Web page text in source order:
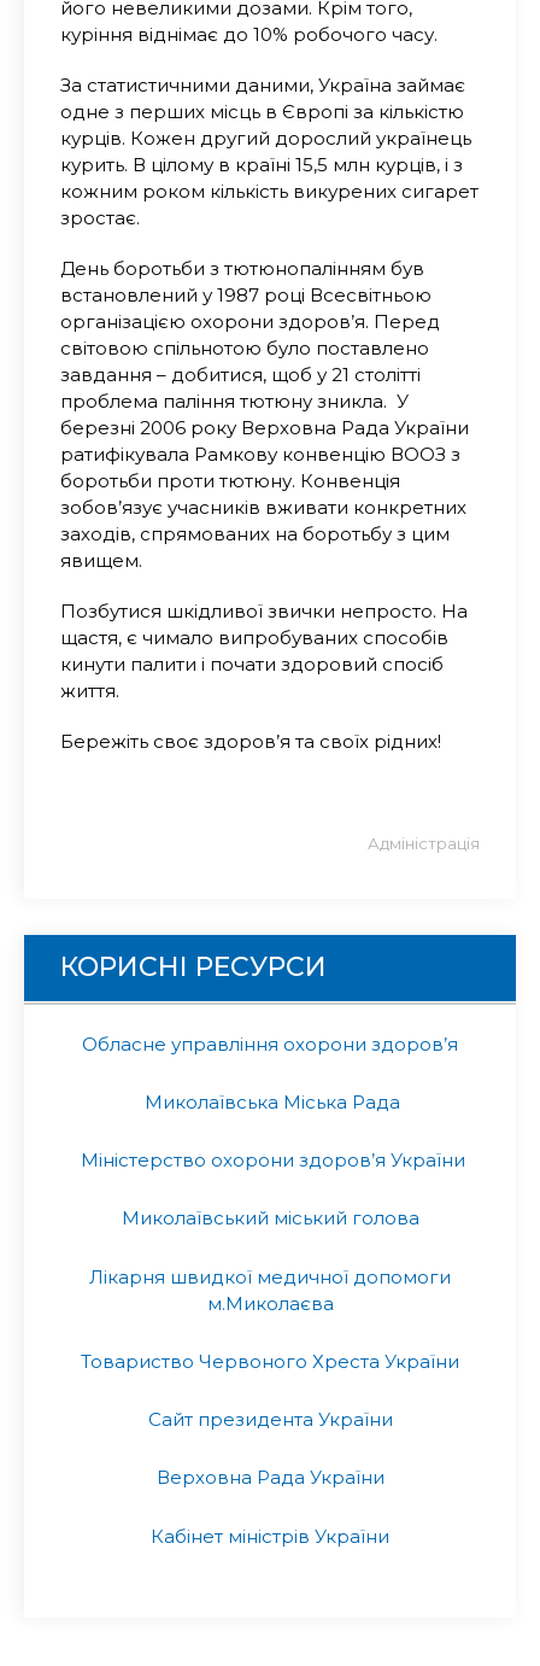
його невеликими дозами. Крім того,
куріння віднімає до 10% робочого часу.
За статистичними даними, Україна займає
одне з перших місць в Європі за кількістю
курців. Кожен другий дорослий українець
курить. В цілому в країні 15,5 млн курців, і з
кожним роком кількість викурених сигарет
зростає.
День боротьби з тютюнопалінням був
встановлений у 1987 році Всесвітньою
організацією охорони здоров’я. Перед
світовою спільнотою було поставлено
завдання – добитися, щоб у 21 столітті
проблема паління тютюну зникла. У
березні 2006 року Верховна Рада України
ратифікувала Рамкову конвенцію ВООЗ з
боротьби проти тютюну. Конвенція
зобов’язує учасників вживати конкретних
заходів, спрямованих на боротьбу з цим
явищем.
Позбутися шкідливої звички непросто. На
щастя, є чимало випробуваних способів
кинути палити і почати здоровий спосіб
життя.
Бережіть своє здоров’я та своїх рідних!
Адміністрація
КОРИСНІ РЕСУРСИ
Обласне управління охорони здоров’я
Миколаївська Міська Рада
Міністерство охорони здоров’я України
Миколаївський міський голова
Лікарня швидкої медичної допомоги
м.Миколаєва
Товариство Червоного Хреста України
Сайт президента України
Верховна Рада України
Кабінет міністрів України